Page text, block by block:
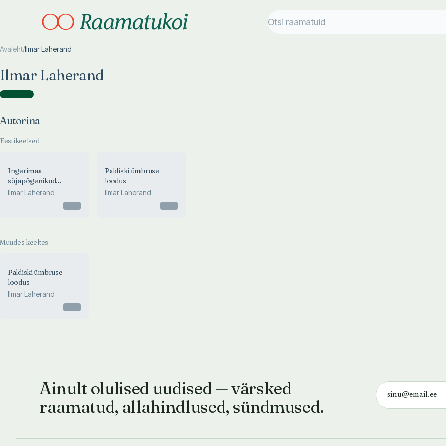
Avaleht/Ilmar Laherand
Ilmar Laherand
Autorina )
Autorina
Eestikeelsed
Ingerimaa
sõjapõgenikud
Paldiskis
Ilmar Laherand
Paldiski ümbruse
loodus
Ilmar Laherand
Muudes keeltes
Paldiski ümbruse
loodus
Ilmar Laherand
Ainult olulised uudised — värsked
raamatud, allahindlused, sündmused.